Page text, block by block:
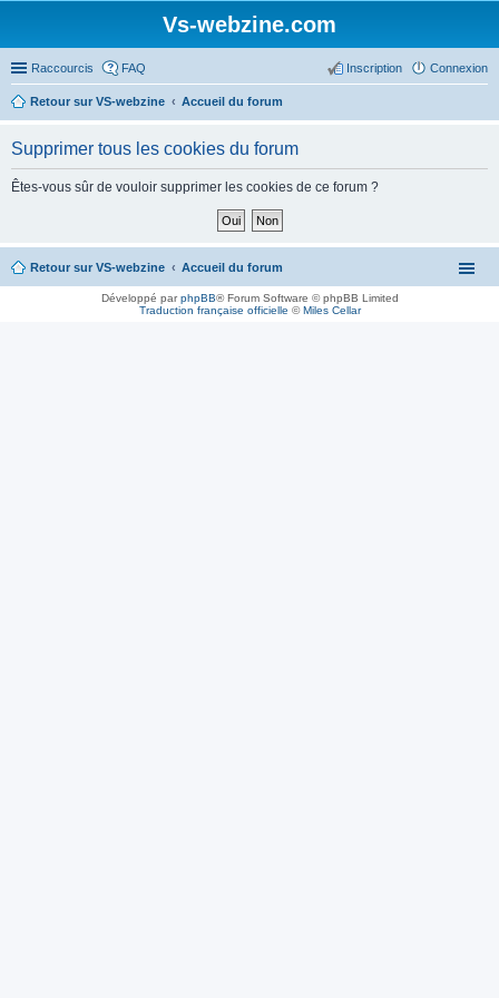
Vs-webzine.com
Raccourcis FAQ Connexion
Inscription
Retour sur VS-webzine Accueil du forum
Supprimer tous les cookies du forum
Êtes-vous sûr de vouloir supprimer les cookies de ce forum ?
Retour sur VS-webzine Accueil du forum
Développé parphpBB® Forum Software © phpBB Limited
Traduction française officielle ©Miles Cellar